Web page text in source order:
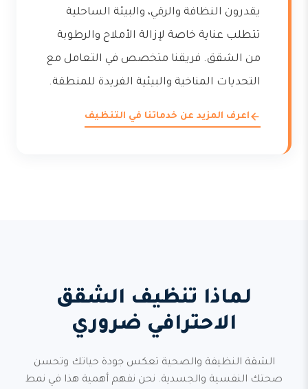
يقدرون النظافة والرقي، والبيئة الساحلية
تتطلب عناية خاصة لإزالة الأملاح والرطوبة
من الشقق. فريقنا متخصص في التعامل مع
التحديات المناخية والبيئية الفريدة للمنطقة.
اعرف المزيد عن خدماتنا في التنظيف
لماذا تنظيف الشقق
الاحترافي ضروري
الشقة النظيفة والصحية تعكس جودة حياتك وتحسن
صحتك النفسية والجسدية. نحن نفهم أهمية هذا في نمط